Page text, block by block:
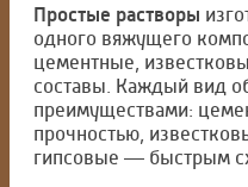
Простые растворы
одного вяжущего
цементные,
составы. Каждый вид
преимуществами:
прочностью,
гипсовые — быстрым